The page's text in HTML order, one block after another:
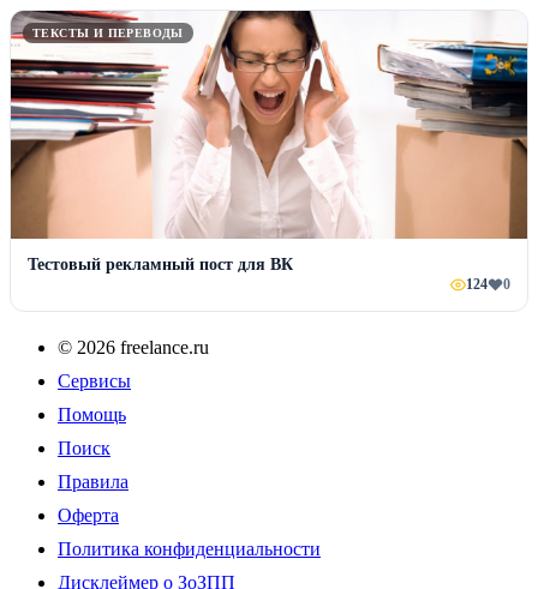
ТЕКСТЫ И ПЕРЕВОДЫ
Тестовый рекламный пост для ВК
124 0
© 2026 freelance.ru
Сервисы
Помощь
Поиск
Правила
Оферта
Политика конфиденциальности
Дисклеймер о ЗоЗПП